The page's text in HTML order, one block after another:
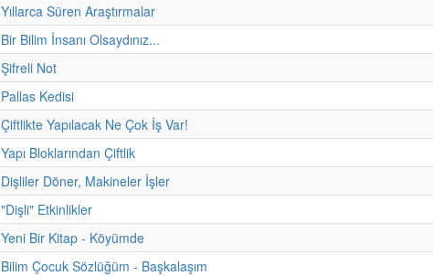
Yıllarca Süren Araştırmalar
Bir Bilim İnsanı Olsaydınız...
Şifreli Not
Pallas Kedisi
Çiftlikte Yapılacak Ne Çok İş Var!
Yapı Bloklarından Çiftlik
Dişliler Döner, Makineler İşler
"Dişli" Etkinlikler
Yeni Bir Kitap - Köyümde
Bilim Çocuk Sözlüğüm - Başkalaşım